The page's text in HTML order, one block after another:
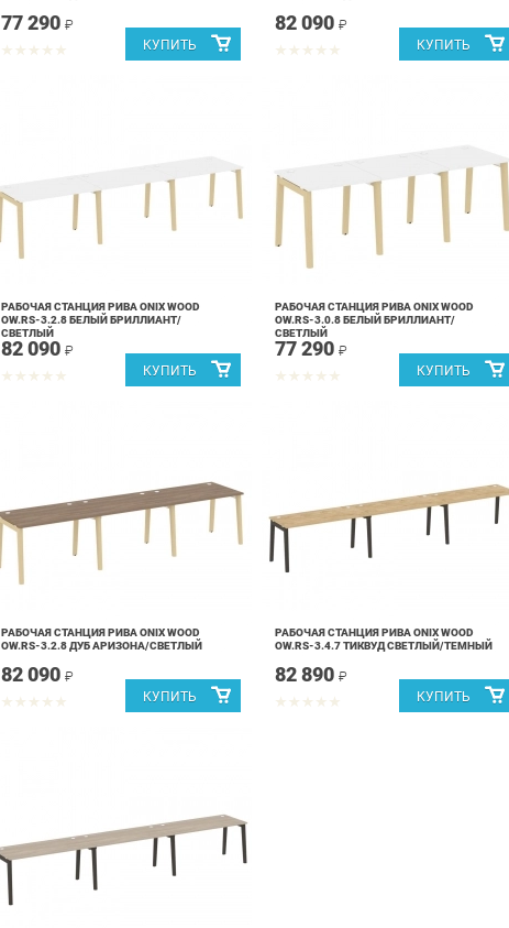
77 290 ₽ 82 090 ₽
РАБОЧАЯ СТАНЦИЯ РИВА ONIX WOOD
OW.RS-3.2.8 БЕЛЫЙ БРИЛЛИАНТ/
СВЕТЛЫЙ
82 090 ₽
РАБОЧАЯ СТАНЦИЯ РИВА ONIX WOOD
OW.RS-3.0.8 БЕЛЫЙ БРИЛЛИАНТ/
СВЕТЛЫЙ
77 290 ₽
РАБОЧАЯ СТАНЦИЯ РИВА ONIX WOOD
OW.RS-3.2.8 ДУБ АРИЗОНА/СВЕТЛЫЙ
82 090 ₽
РАБОЧАЯ СТАНЦИЯ РИВА ONIX WOOD
OW.RS-3.4.7 ТИКВУД СВЕТЛЫЙ/ТЕМНЫЙ
82 890 ₽